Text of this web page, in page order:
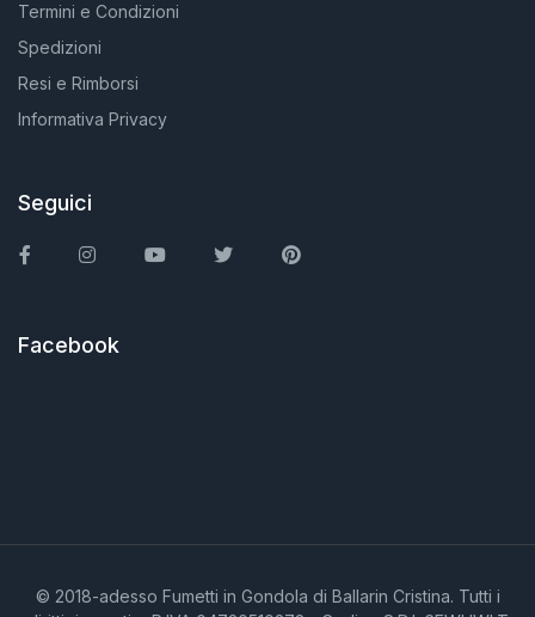
Termini e Condizioni
Spedizioni
Resi e Rimborsi
Informativa Privacy
Seguici
FacebookInstagramYou TubeTwitter Pinterest
Facebook
© 2018-adesso Fumetti in Gondola di Ballarin Cristina. Tutti i